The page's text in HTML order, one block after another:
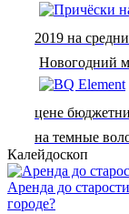
2019 на
Новогодний
цене
на темные
Калейдоскоп
Аренда до
городе?